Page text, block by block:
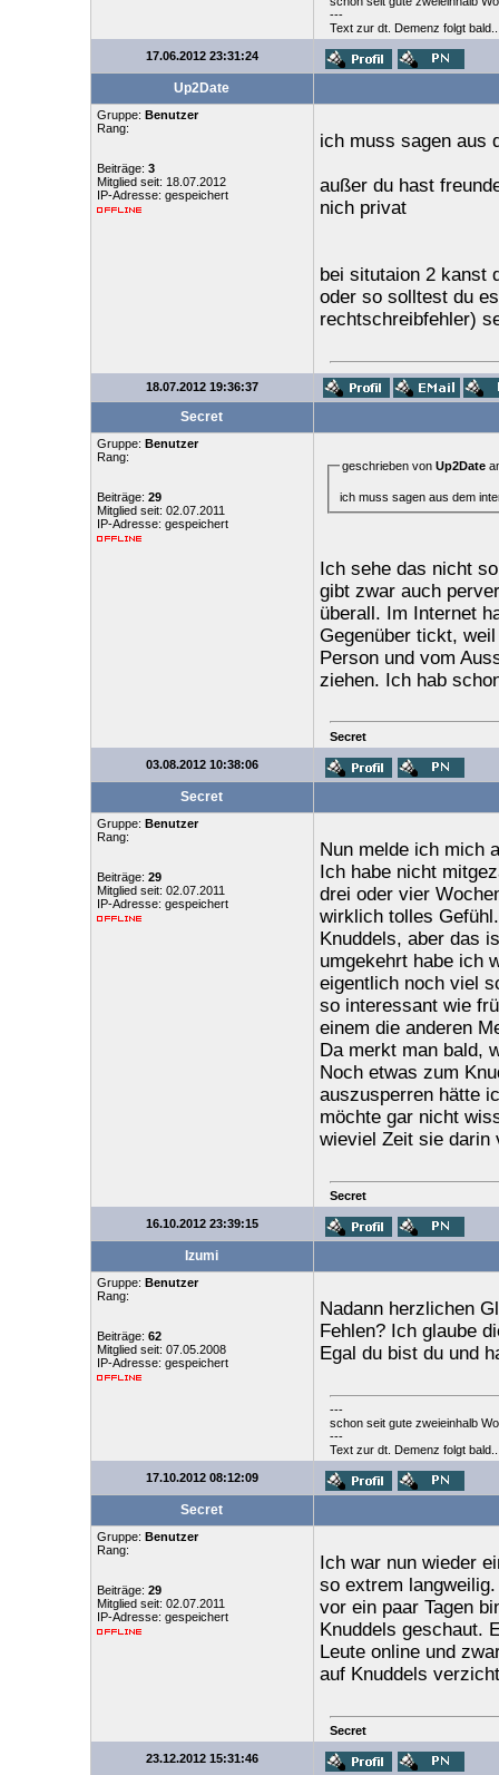
---
Text zur dt. Demenz folgt bald..
17.06.2012 23:31:24
Up2Date
Gruppe: Benutzer
Rang:
Beiträge: 3
Mitglied seit: 18.07.2012
IP-Adresse: gespeichert
ich muss sagen aus
außer du hast
nich privat
bei situtaion 2 kanst
oder so solltest du
rechtschreibfehler)
18.07.2012 19:36:37
Secret
Gruppe: Benutzer
Rang:
Beiträge: 29
Mitglied seit: 02.07.2011
IP-Adresse: gespeichert
geschrieben von Up2Date
ich muss sagen aus dem
Ich sehe das nicht
gibt zwar auch
überall. Im Internet
Gegenüber tickt,
Person und vom
ziehen. Ich hab
Secret
03.08.2012 10:38:06
Secret
Gruppe: Benutzer
Rang:
Beiträge: 29
Mitglied seit: 02.07.2011
IP-Adresse: gespeichert
Nun melde ich mich
Ich habe nicht
drei oder vier
wirklich tolles
Knuddels, aber das
umgekehrt habe ich
eigentlich noch viel
so interessant wie
einem die anderen
Da merkt man bald,
Noch etwas zum
auszusperren hätte
möchte gar nicht
wieviel Zeit sie darin
Secret
16.10.2012 23:39:15
Izumi
Gruppe: Benutzer
Rang:
Beiträge: 62
Mitglied seit: 07.05.2008
IP-Adresse: gespeichert
Nadann herzlichen
Fehlen? Ich glaube
Egal du bist du und
---
schon seit gute zweieinhalb
---
Text zur dt. Demenz folgt bald..
17.10.2012 08:12:09
Secret
Gruppe: Benutzer
Rang:
Beiträge: 29
Mitglied seit: 02.07.2011
IP-Adresse: gespeichert
Ich war nun wieder
so extrem
vor ein paar Tagen
Knuddels geschaut.
Leute online und
auf Knuddels
Secret
23.12.2012 15:31:46